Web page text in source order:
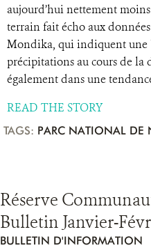
aujourd’hui nettement
terrain fait écho aux
Mondika, qui indiquent une
précipitations au cours de la
également dans une
READ THE STORY
TAGS: PARC NATIONAL DE
Réserve
Bulletin Janvier-
BULLETIN D'INFORMATION